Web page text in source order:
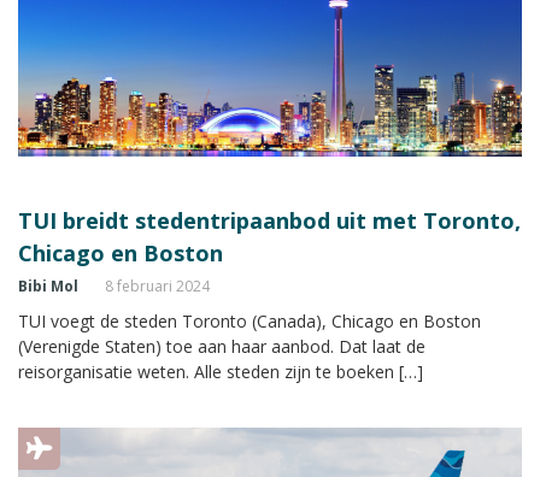
TUI breidt stedentripaanbod uit met Toronto,
Chicago en Boston
Bibi Mol 8 februari 2024
TUI voegt de steden Toronto (Canada), Chicago en Boston
(Verenigde Staten) toe aan haar aanbod. Dat laat de
reisorganisatie weten. Alle steden zijn te boeken […]